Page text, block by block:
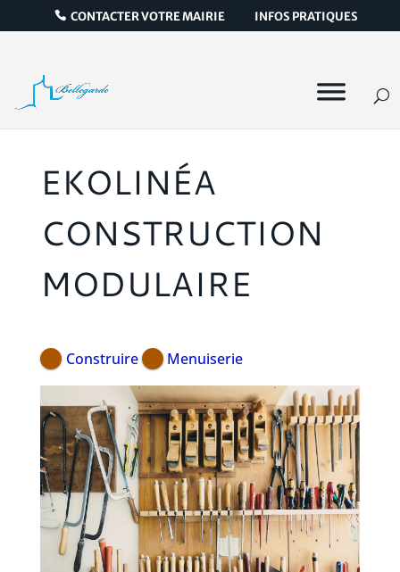
CONTACTER VOTRE MAIRIE INFOS PRATIQUES
EKOLINÉA
CONSTRUCTION
MODULAIRE
Construire Menuiserie